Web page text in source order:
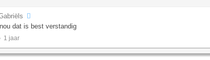
dat is best verstandig
1 jaar